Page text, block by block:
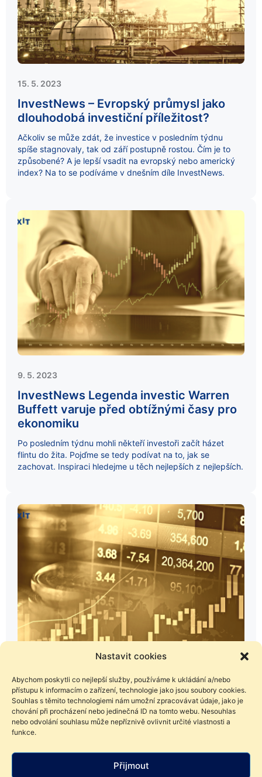
Nastavit cookies
Abychom poskytli co nejlepší služby, používáme k ukládání a/nebo
přístupu k informacím o zařízení, technologie jako jsou soubory cookies.
Souhlas s těmito technologiemi nám umožní zpracovávat údaje, jako je
chování při procházení nebo jedinečná ID na tomto webu. Nesouhlas
nebo odvolání souhlasu může nepříznivě ovlivnit určité vlastnosti a
funkce.
Přijmout
15. 5. 2023
InvestNews – Evropský průmysl jako
dlouhodobá investiční příležitost?
Ačkoliv se může zdát, že investice v posledním týdnu
spíše stagnovaly, tak od září postupně rostou. Čím je to
způsobené? A je lepší vsadit na evropský nebo americký
index? Na to se podíváme v dnešním díle InvestNews.
9. 5. 2023
InvestNews Legenda investic Warren
Buffett varuje před obtížnými časy pro
ekonomiku
Po posledním týdnu mohli někteří investoři začít házet
flintu do žita. Pojďme se tedy podívat na to, jak se
zachovat. Inspiraci hledejme u těch nejlepších z nejlepších.
InvestNews – Čím déle investujeme na
akciových trzích, tím menší je
pravděpodobnost, že přijdeme o peníze
Jaký můžeme očekávat výnos u akcií, když klesá
investování do indexů při srovnání s aktivní správou
portfolia? A jak se riziko spojené s investováním do akcií